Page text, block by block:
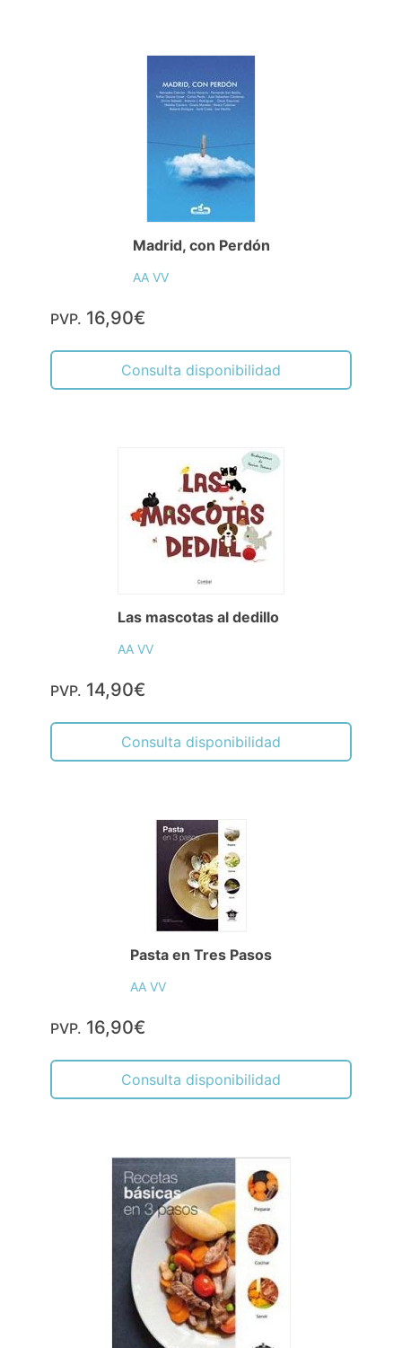
Madrid, con Perdón
AA VV
PVP. 16,90€
Consulta disponibilidad
Las mascotas al dedillo
AA VV
PVP. 14,90€
Consulta disponibilidad
Pasta en Tres Pasos
AA VV
PVP. 16,90€
Consulta disponibilidad